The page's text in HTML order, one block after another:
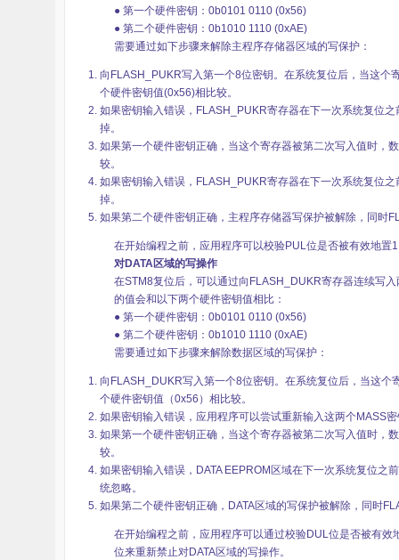
● 第一个硬件密钥：0b0101 0110 (0x56)
● 第二个硬件密钥：0b1010 1110 (0xAE)
需要通过如下步骤来解除主程序存储器区域的写保护：
向FLASH_PUKR写入第一个8位密钥。在系统复位后，当这个
个硬件密钥值(0x56)相比较。
如果密钥输入错误，FLASH_PUKR寄存器在下一次系统复位
掉。
如果第一个硬件密钥正确，当这个寄存器被第二次写入值时，
较。
如果密钥输入错误，FLASH_PUKR寄存器在下一次系统复位
掉。
如果第二个硬件密钥正确，主程序存储器写保护被解除，同时
在开始编程之前，应用程序可以校验PUL位是否被有效地
对DATA区域的写操作
在STM8复位后，可以通过向FLASH_DUKR寄存器连续写
的值会和以下两个硬件密钥值相比：
● 第一个硬件密钥：0b0101 0110 (0x56)
● 第二个硬件密钥：0b1010 1110 (0xAE)
需要通过如下步骤来解除数据区域的写保护：
向FLASH_DUKR写入第一个8位密钥。在系统复位后，当这
个硬件密钥值（0x56）相比较。
如果密钥输入错误，应用程序可以尝试重新输入这两个MASS
如果第一个硬件密钥正确，当这个寄存器被第二次写入值时，
较。
如果密钥输入错误，DATA EEPROM区域在下一次系统复位之
统忽略。
如果第二个硬件密钥正确，DATA区域的写保护被解除，同时
在开始编程之前，应用程序可以通过校验DUL位是否被有
位来重新禁止对DATA区域的写操作。